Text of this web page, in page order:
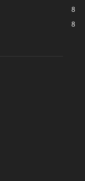
8
8